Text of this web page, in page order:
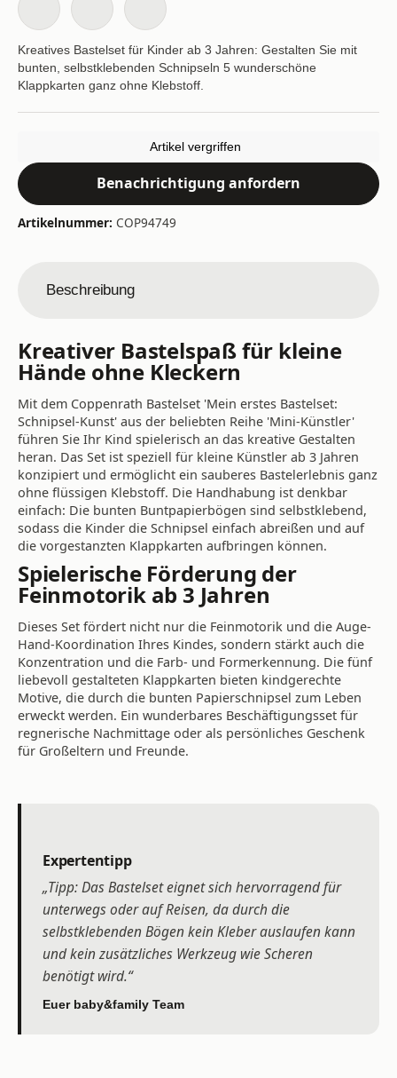
Kreatives Bastelset für Kinder ab 3 Jahren: Gestalten Sie mit
bunten, selbstklebenden Schnipseln 5 wunderschöne
Klappkarten ganz ohne Klebstoff.
Artikel vergriffen
Benachrichtigung anfordern
Artikelnummer: COP94749
Beschreibung
Kreativer Bastelspaß für kleine
Hände ohne Kleckern
Mit dem Coppenrath Bastelset 'Mein erstes Bastelset:
Schnipsel-Kunst' aus der beliebten Reihe 'Mini-Künstler'
führen Sie Ihr Kind spielerisch an das kreative Gestalten
heran. Das Set ist speziell für kleine Künstler ab 3 Jahren
konzipiert und ermöglicht ein sauberes Bastelerlebnis ganz
ohne flüssigen Klebstoff. Die Handhabung ist denkbar
einfach: Die bunten Buntpapierbögen sind selbstklebend,
sodass die Kinder die Schnipsel einfach abreißen und auf
die vorgestanzten Klappkarten aufbringen können.
Spielerische Förderung der
Feinmotorik ab 3 Jahren
Dieses Set fördert nicht nur die Feinmotorik und die Auge-
Hand-Koordination Ihres Kindes, sondern stärkt auch die
Konzentration und die Farb- und Formerkennung. Die fünf
liebevoll gestalteten Klappkarten bieten kindgerechte
Motive, die durch die bunten Papierschnipsel zum Leben
erweckt werden. Ein wunderbares Beschäftigungsset für
regnerische Nachmittage oder als persönliches Geschenk
für Großeltern und Freunde.
Expertentipp
„Tipp: Das Bastelset eignet sich hervorragend für
unterwegs oder auf Reisen, da durch die
selbstklebenden Bögen kein Kleber auslaufen kann
und kein zusätzliches Werkzeug wie Scheren
benötigt wird.“
Euer baby&family Team